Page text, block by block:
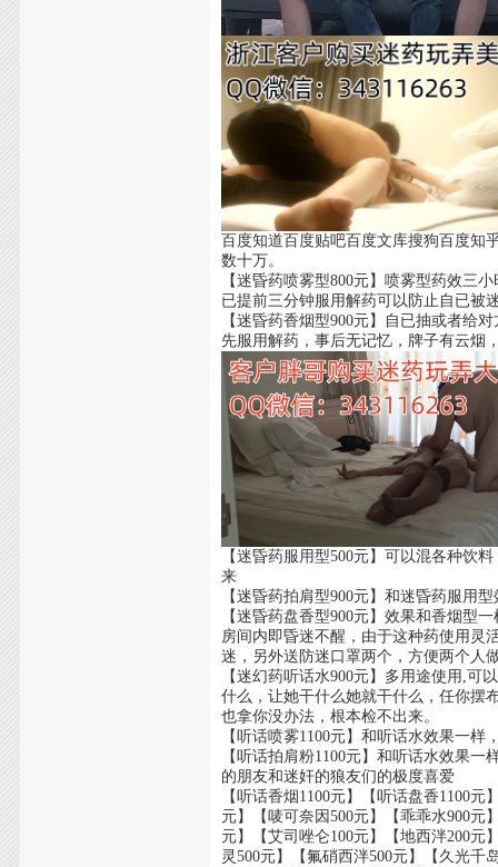
百度知道百度贴吧百度文库搜狗百度知
数十万。
【迷昏药喷雾型800元】喷雾型药效三
已提前三分钟服用解药可以防止自已被
【迷昏药香烟型900元】自已抽或者给
先服用解药，事后无记忆，牌子有云烟
【迷昏药服用型500元】可以混各种饮
来
【迷昏药拍肩型900元】和迷昏药服用
【迷昏药盘香型900元】效果和香烟型
房间内即昏迷不醒，由于这种药使用灵
迷，另外送防迷口罩两个，方便两个人
【迷幻药听话水900元】多用途使用,
什么，让她干什么她就干什么，任你摆
也拿你没办法，根本检不出来。
【听话喷雾1100元】和听话水效果一
【听话拍肩粉1100元】和听话水效果
的朋友和迷奸的狼友们的极度喜爱
【听话香烟1100元】【听话盘香1100
元】【唛可奈因500元】【乖乖水900元
元】【艾司唑仑100元】【地西泮200元
灵500元】【氟硝西泮500元】【久光千